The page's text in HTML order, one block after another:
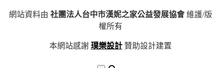
網站資料由 社團法人台中市漢妮之家公益發展協會維護/版
權所有
本網站感謝 璞樂設計 贊助設計建置